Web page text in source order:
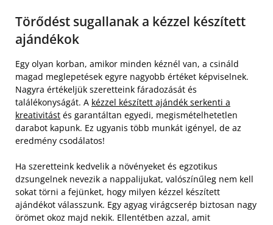
Törődést sugallanak a kézzel készített
ajándékok
Egy olyan korban, amikor minden kéznél van, a csináld
magad meglepetések egyre nagyobb értéket képviselnek.
Nagyra értékeljük szeretteink fáradozását és
találékonyságát. A kézzel készített ajándék serkenti a
kreativitást és garantáltan egyedi, megismételhetetlen
darabot kapunk. Ez ugyanis több munkát igényel, de az
eredmény csodálatos!
Ha szeretteink kedvelik a növényeket és egzotikus
dzsungelnek nevezik a nappalijukat, valószínűleg nem kell
sokat törni a fejünket, hogy milyen kézzel készített
ajándékot válasszunk. Egy agyag virágcserép biztosan nagy
örömet okoz majd nekik. Ellentétben azzal, amit